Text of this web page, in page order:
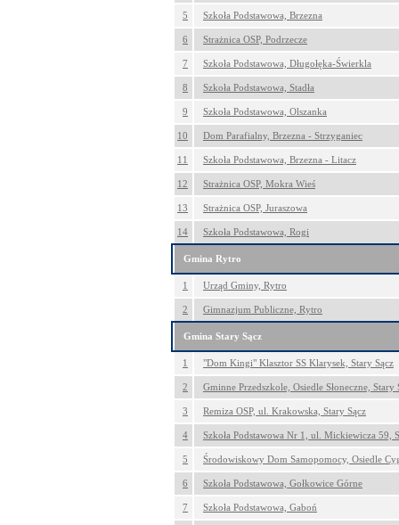
5 Szkoła Podstawowa, Brzezna
6 Strażnica OSP, Podrzecze
7 Szkoła Podstawowa, Długołęka-Świerkla
8 Szkoła Podstawowa, Stadła
9 Szkoła Podstawowa, Olszanka
10 Dom Parafialny, Brzezna - Strzyganiec
11 Szkoła Podstawowa, Brzezna - Litacz
12 Strażnica OSP, Mokra Wieś
13 Strażnica OSP, Juraszowa
14 Szkoła Podstawowa, Rogi
Gmina Rytro
1 Urząd Gminy, Rytro
2 Gimnazjum Publiczne, Rytro
Gmina Stary Sącz
1 "Dom Kingi" Klasztor SS Klarysek, Stary Sącz
2 Gminne Przedszkole, Osiedle Słoneczne, Stary
3 Remiza OSP, ul. Krakowska, Stary Sącz
4 Szkoła Podstawowa Nr 1, ul. Mickiewicza 59,
5 Środowiskowy Dom Samopomocy, Osiedle
6 Szkoła Podstawowa, Gołkowice Górne
7 Szkoła Podstawowa, Gaboń